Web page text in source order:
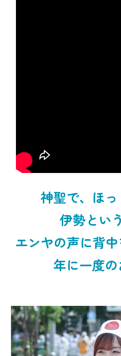
神聖で、ほ
伊勢とい
エンヤの声に背
年に一度の